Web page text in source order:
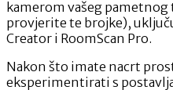
kamerom vašeg pametnog
provjerite te brojke),
Creator i RoomScan Pro.
Nakon što imate nacrt
eksperimentirati s